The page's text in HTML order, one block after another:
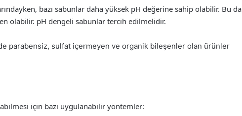
bazı sabunlar daha yüksek pH değerine sahip olabilir. Bu da
olabilir. pH dengeli sabunlar tercih edilmelidir.
parabensiz, sulfat içermeyen ve organik bileşenler olan ürünler
için bazı uygulanabilir yöntemler: